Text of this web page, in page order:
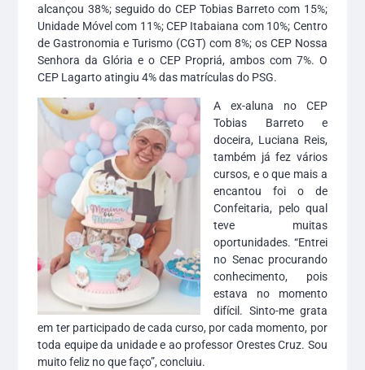
alcançou 38%; seguido do CEP Tobias Barreto com 15%;
Unidade Móvel com 11%; CEP Itabaiana com 10%; Centro
de Gastronomia e Turismo (CGT) com 8%; os CEP Nossa
Senhora da Glória e o CEP Propriá, ambos com 7%. O
CEP Lagarto atingiu 4% das matrículas do PSG.
A ex-aluna no CEP
Tobias Barreto e
doceira, Luciana Reis,
também já fez vários
cursos, e o que mais a
encantou foi o de
Confeitaria, pelo qual
teve muitas
oportunidades. “Entrei
no Senac procurando
conhecimento, pois
estava no momento
difícil. Sinto-me grata
em ter participado de cada curso, por cada momento, por
toda equipe da unidade e ao professor Orestes Cruz. Sou
muito feliz no que faço”, concluiu.